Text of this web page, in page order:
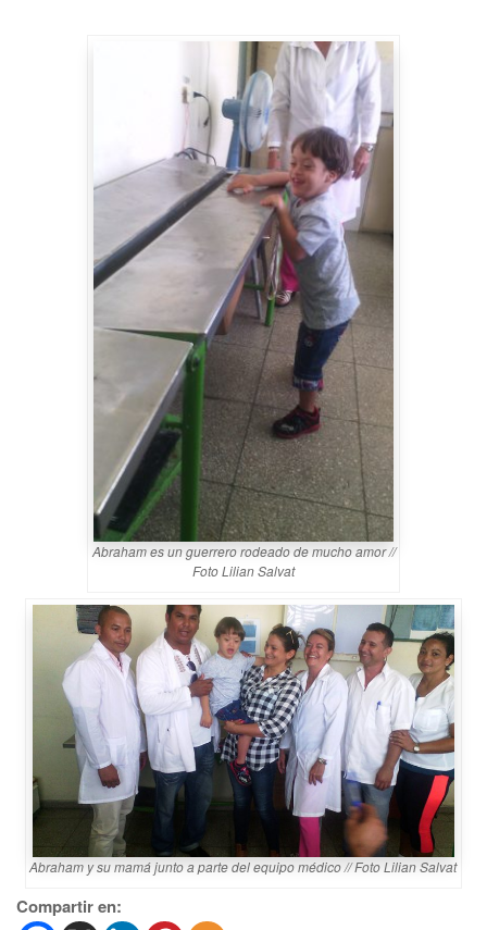
Abraham es un guerrero rodeado de mucho amor //
Foto Lilian Salvat
Abraham y su mamá junto a parte del equipo médico // Foto Lilian Salvat
Compartir en: